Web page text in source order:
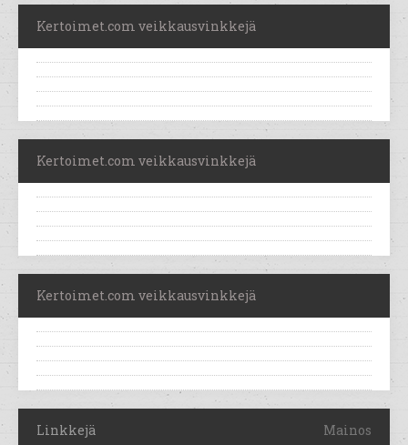
Kertoimet.com veikkausvinkkejä
Kertoimet.com veikkausvinkkejä
Kertoimet.com veikkausvinkkejä
Linkkejä Mainos